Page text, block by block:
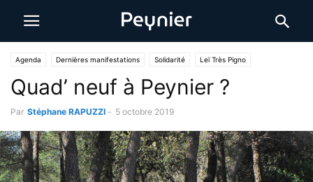
Agenda Dernières manifestations Solidarité Leï Très Pigno
VIE ASSOCIATIVE
Quad’ neuf à Peynier ?
Par Stéphane RAPUZZI - 5 octobre 2019